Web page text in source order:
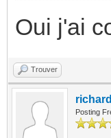
Oui j'ai
Trouver
Posting